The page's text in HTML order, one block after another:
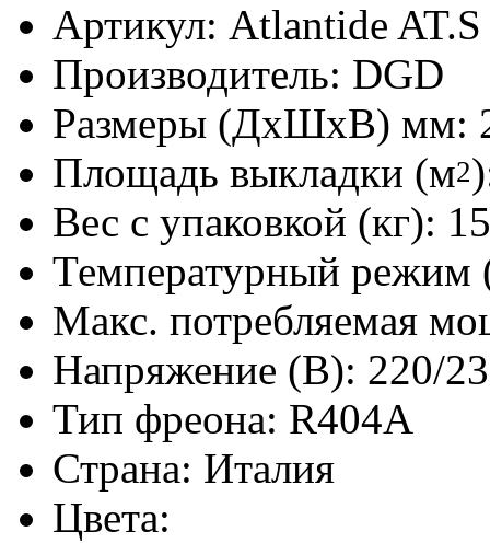
Артикул: Atlantide
Производитель: DGD
Размеры (ДхШхВ) мм:
Площадь выкладки (м2
Вес с упаковкой (кг):
Температурный режим
Макс. потребляемая
Напряжение (В): 220/
Тип фреона: R404A
Страна: Италия
Цвета: